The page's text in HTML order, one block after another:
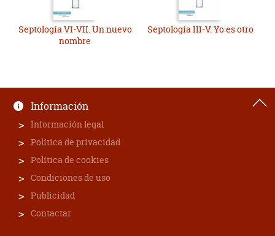
Septología VI-VII. Un nuevo
nombre
Septología III-V. Yo es otro
Información
Información legal
Política de privacidad
Política de cookies
Condiciones de uso
Publicidad
Contactar